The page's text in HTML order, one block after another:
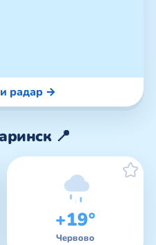
радар →
📍
+19°
Червово